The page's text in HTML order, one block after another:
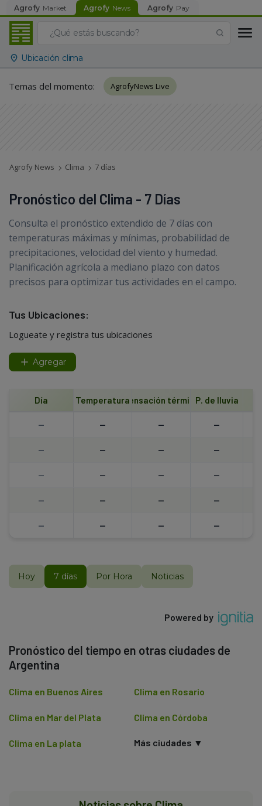
Agrofy Market Agrofy News Agrofy Pay
Ubicación clima
Temas del momento: AgrofyNews Live
Agrofy News Clima 7 días
Pronóstico del Clima - 7 Días
Consulta el pronóstico extendido de 7 días con
temperaturas máximas y mínimas, probabilidad de
precipitaciones, velocidad del viento y humedad.
Planificación agrícola a mediano plazo con datos
precisos para optimizar tus actividades en el campo.
Tus Ubicaciones:
Logueate y registra tus ubicaciones
Agregar
Día TemperaturaSensación térmicaP. de lluvia
-- -- -- --
-- -- -- --
-- -- -- --
-- -- -- --
-- -- -- --
Hoy 7 días Por Hora Noticias
Powered by
Pronóstico del tiempo en otras ciudades de
Argentina
Clima en Buenos Aires Clima en Rosario
Clima en Mar del Plata Clima en Córdoba
Clima en La plata Más ciudades ▼